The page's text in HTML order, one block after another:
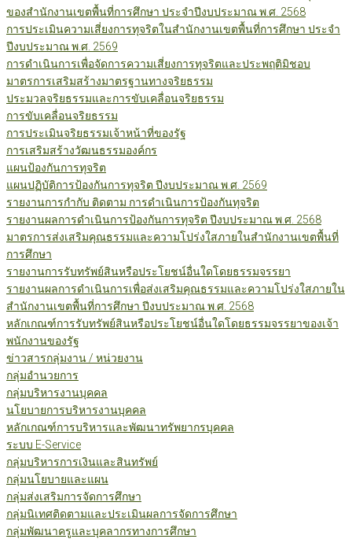
ของสำนักงานเขตพื้นที่การศึกษา ประจำปีงบประมาณ พ.ศ. 2568
การประเมินความเสี่ยงการทุจริตในสำนักงานเขตพื้นที่การศึกษา ประจำ
ปีงบประมาณ พ.ศ. 2569
การดำเนินการเพื่อจัดการความเสี่ยงการทุจริตและประพฤติมิชอบ
มาตรการเสริมสร้างมาตรฐานทางจริยธรรม
ประมวลจริยธรรมและการขับเคลื่อนจริยธรรม
การขับเคลื่อนจริยธรรม
การประเมินจริยธรรมเจ้าหน้าที่ของรัฐ
การเสริมสร้างวัฒนธรรมองค์กร
แผนป้องกันการทุจริต
แผนปฏิบัติการป้องกันการทุจริต ปีงบประมาณ พ.ศ. 2569
รายงานการกำกับ ติดตาม การดำเนินการป้องกันทุจริต
รายงานผลการดำเนินการป้องกันการทุจริต ปีงบประมาณ พ.ศ. 2568
มาตรการส่งเสริมคุณธรรมและความโปร่งใสภายในสำนักงานเขตพื้นที่
การศึกษา
รายงานการรับทรัพย์สินหรือประโยชน์อื่นใดโดยธรรมจรรยา
รายงานผลการดำเนินการเพื่อส่งเสริมคุณธรรมและความโปร่งใสภายใน
สำนักงานเขตพื้นที่การศึกษา ปีงบประมาณ พ.ศ. 2568
หลักเกณฑ์การรับทรัพย์สินหรือประโยชน์อื่นใดโดยธรรมจรรยาของเจ้า
พนักงานของรัฐ
ข่าวสารกลุ่มงาน / หน่วยงาน
กลุ่มอำนวยการ
กลุ่มบริหารงานบุคคล
นโยบายการบริหารงานบุคคล
หลักเกณฑ์การบริหารและพัฒนาทรัพยากรบุคคล
ระบบ E-Service
กลุ่มบริหารการเงินและสินทรัพย์
กลุ่มนโยบายและแผน
กลุ่มส่งเสริมการจัดการศึกษา
กลุ่มนิเทศติดตามและประเมินผลการจัดการศึกษา
กลุ่มพัฒนาครูและบุคลากรทางการศึกษา